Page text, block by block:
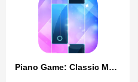
Piano Game: Classic Music Song